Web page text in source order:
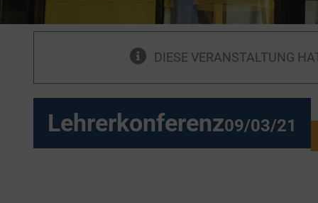
DIESE VERANSTALTUNG
Lehrerkonferenz09/03/21